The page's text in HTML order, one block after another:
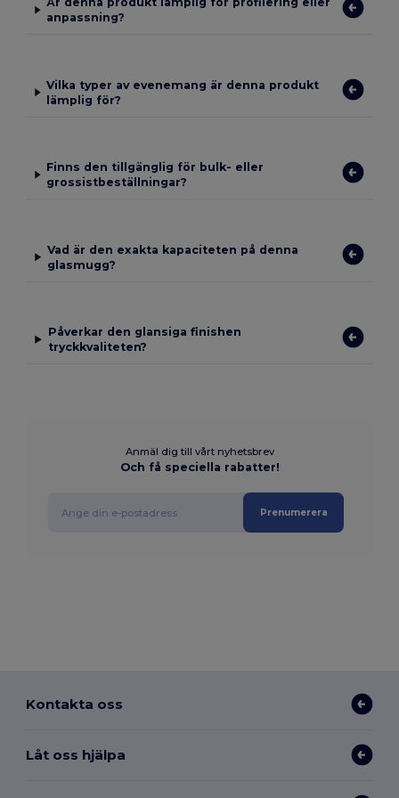
anpassning?
Vilka typer av evenemang är denna produkt
lämplig för?
Finns den tillgänglig för bulk- eller
grossistbeställningar?
Vad är den exakta kapaciteten på denna
glasmugg?
Påverkar den glansiga finishen
tryckkvaliteten?
Anmäl dig till vårt nyhetsbrev
Och få speciella rabatter!
Prenumerera
Kontakta oss
Låt oss hjälpa